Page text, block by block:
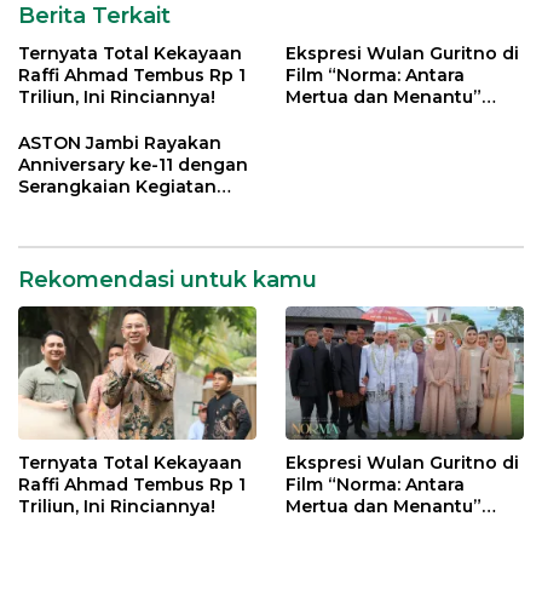
Berita Terkait
Ternyata Total Kekayaan
Raffi Ahmad Tembus Rp 1
Triliun, Ini Rinciannya!
Ekspresi Wulan Guritno di
Film “Norma: Antara
Mertua dan Menantu”
ASTON Jambi Rayakan
Anniversary ke-11 dengan
Serangkaian Kegiatan
Rekomendasi untuk kamu
Ternyata Total Kekayaan
Raffi Ahmad Tembus Rp 1
Triliun, Ini Rinciannya!
Ekspresi Wulan Guritno di
Film “Norma: Antara
Mertua dan Menantu”